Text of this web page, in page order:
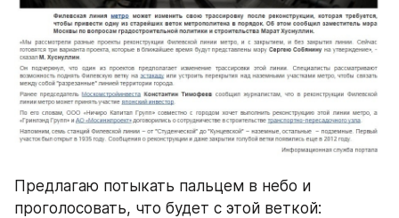
Предлагаю потыкать пальцем в небо и
проголосовать, что будет с этой веткой: